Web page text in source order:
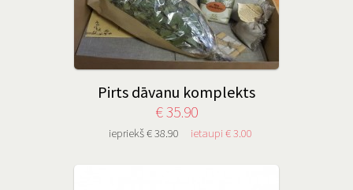
Pirts dāvanu komplekts
€ 35.90
iepriekš € 38.90 ietaupi € 3.00